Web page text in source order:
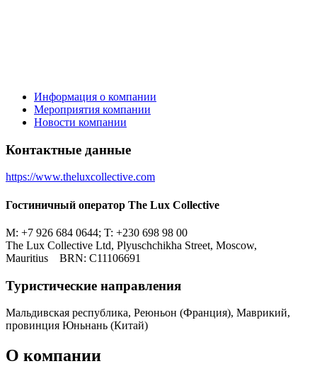
Информация о компании
Мероприятия компании
Новости компании
Контактные данные
https://www.theluxcollective.com
Гостиничный оператор The Lux Collective
M: +7 926 684 0644; T: +230 698 98 00
The Lux Collective Ltd, Plyuschchikha Street, Moscow,
Mauritius BRN: C11106691
Туристическиe направления
Мальдивская республика, Реюньон (Франция), Маврикий,
провинция Юньнань (Китай)
О компании